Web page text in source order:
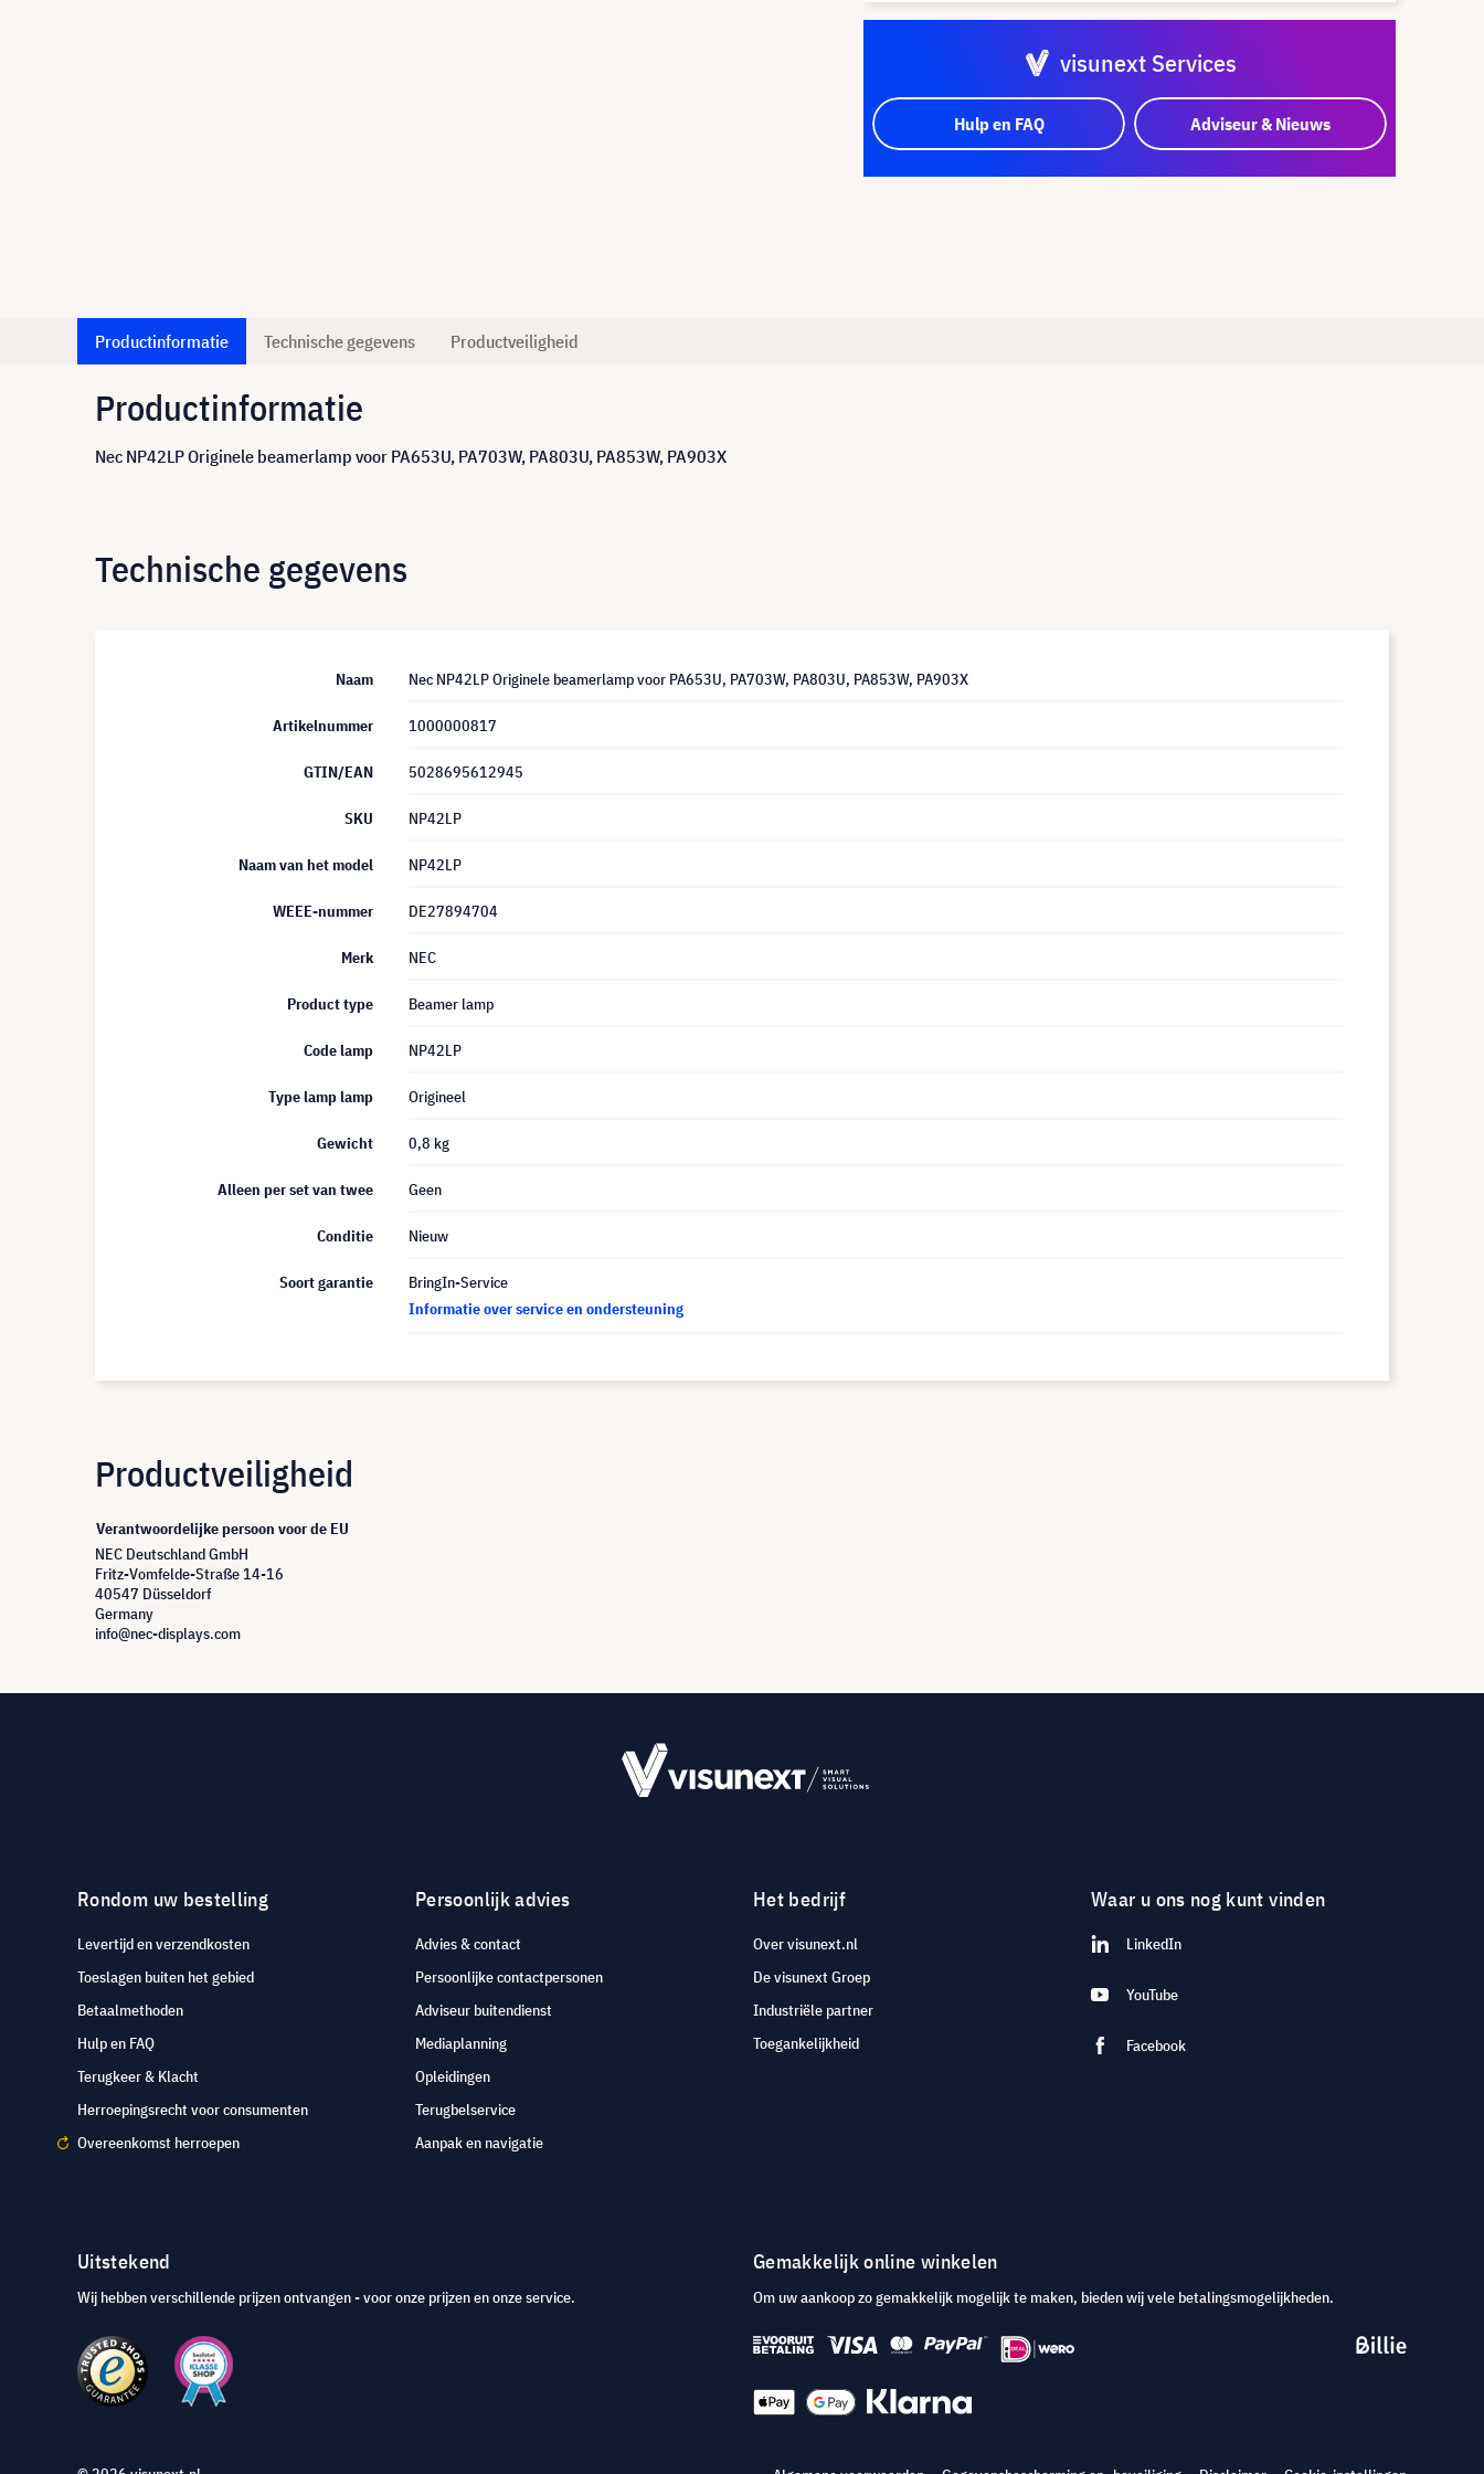
visunext Services
Hulp en FAQ Adviseur & Nieuws
Productinformatie Technische gegevens Productveiligheid
Productinformatie
Nec NP42LP Originele beamerlamp voor PA653U, PA703W, PA803U, PA853W, PA903X
Technische gegevens
Naam Nec NP42LP Originele beamerlamp voor PA653U, PA703W, PA803U, PA853W, PA903X
Artikelnummer 1000000817
GTIN/EAN 5028695612945
SKU NP42LP
Naam van het model NP42LP
WEEE-nummer DE27894704
Merk NEC
Product type Beamer lamp
Code lamp NP42LP
Type lamp lamp Origineel
Gewicht 0,8 kg
Alleen per set van twee Geen
Conditie Nieuw
Soort garantie
BringIn-Service
Informatie over service en ondersteuning
Productveiligheid
Verantwoordelijke persoon voor de EU
NEC Deutschland GmbH
Fritz-Vomfelde-Straße 14-16
40547 Düsseldorf
Germany
info@nec-displays.com
Rondom uw bestelling
Levertijd en verzendkosten
Toeslagen buiten het gebied
Betaalmethoden
Hulp en FAQ
Terugkeer & Klacht
Herroepingsrecht voor consumenten
Overeenkomst herroepen
Persoonlijk advies
Advies & contact
Persoonlijke contactpersonen
Adviseur buitendienst
Mediaplanning
Opleidingen
Terugbelservice
Aanpak en navigatie
Het bedrijf
Over visunext.nl
De visunext Groep
Industriële partner
Toegankelijkheid
Waar u ons nog kunt vinden
LinkedIn
YouTube
Facebook
Uitstekend
Wij hebben verschillende prijzen ontvangen - voor onze prijzen en onze service.
Gemakkelijk online winkelen
Om uw aankoop zo gemakkelijk mogelijk te maken, bieden wij vele betalingsmogelijkheden.